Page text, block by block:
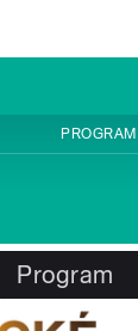
PROGRAM
Program